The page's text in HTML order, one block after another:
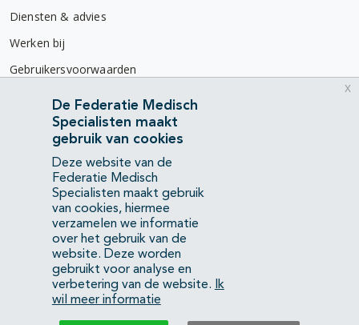
Diensten & advies
Werken bij
Gebruikersvoorwaarden
Privacyverklaring
Contact
Mercatorlaan 1200
3528 BL Utrecht
(088) 505 34 34
info@richtlijnendatabase.nl
YouTubeLinkedIn
De Federatie Medisch
Specialisten maakt
gebruik van cookies
Deze website van de
Federatie Medisch
Specialisten maakt gebruik
van cookies, hiermee
verzamelen we informatie
over het gebruik van de
website. Deze worden
gebruikt voor analyse en
verbetering van de website.
Ik
wil meer informatie
x